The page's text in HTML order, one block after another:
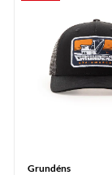
Grundéns